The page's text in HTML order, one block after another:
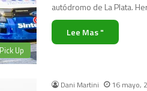
Up
autódromo de La Plata.
Lee Mas "
Dani Martini 16 mayo,